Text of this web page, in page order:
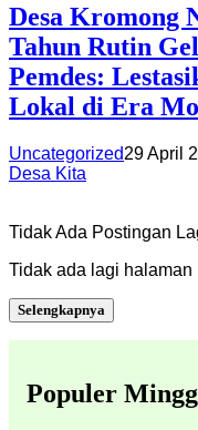
Desa Kromong
Tahun Rutin
Pemdes:
Lokal di Era
Uncategorized29 April
Desa Kita
Tidak Ada Postingan
Tidak ada lagi halaman
Selengkapnya
Populer